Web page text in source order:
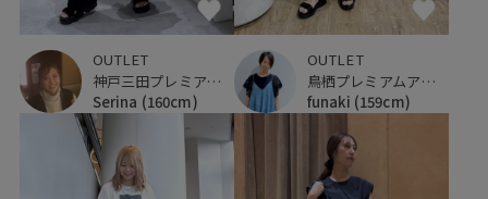
OUTLET
神戸三田プレミアム・アウトレット
Serina (160cm)
OUTLET
鳥栖プレミアムアウトレット
funaki (159cm)